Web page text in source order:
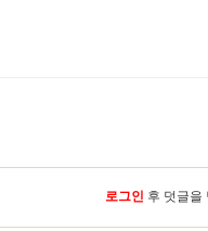
로그인 후 덧글을